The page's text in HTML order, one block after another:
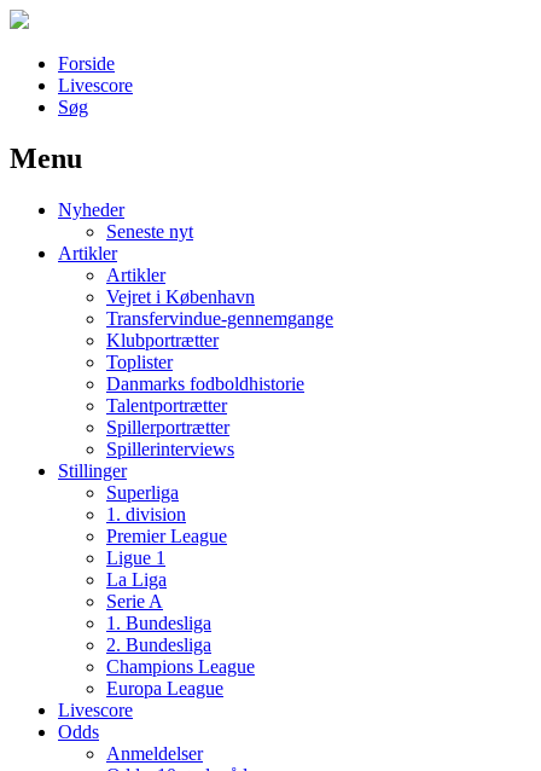
Forside
Livescore
Søg
Наши партнеры
лучшие займы
Menu
Nyheder
Seneste nyt
Artikler
Artikler
Vejret i København
Transfervindue-gennemgange
Klubportrætter
Toplister
Danmarks fodboldhistorie
Talentportrætter
Spillerportrætter
Spillerinterviews
Stillinger
Superliga
1. division
Premier League
Ligue 1
La Liga
Serie A
1. Bundesliga
2. Bundesliga
Champions League
Europa League
Livescore
Odds
Anmeldelser